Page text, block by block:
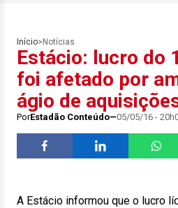
Início> Notícias
Estácio: lucro do
foi afetado por
ágio de
PorEstadão Conteúdo 05/05/16 -
A Estácio informou que o lucro